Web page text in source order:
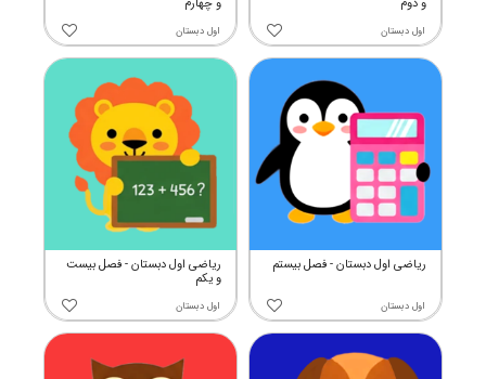
و چهارم
اول دبستان
و دوم
اول دبستان
ریاضی اول دبستان - فصل بیست
و یکم
اول دبستان
ریاضی اول دبستان - فصل بیستم
اول دبستان